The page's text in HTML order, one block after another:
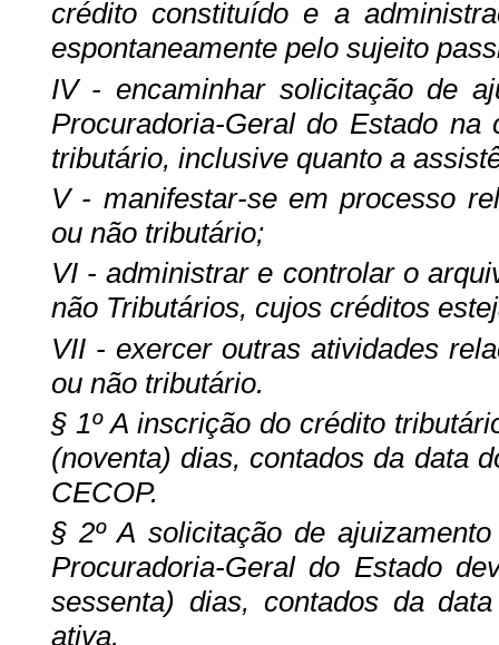
crédito constituído e a
espontaneamente pelo sujeito
IV - encaminhar solicitação de
Procuradoria-Geral do Estado
tributário, inclusive quanto a
V - manifestar-se em processo
ou não tributário;
VI - administrar e controlar o
não Tributários, cujos créditos
VII - exercer outras atividades
ou não tributário.
§ 1º A inscrição do crédito
(noventa) dias, contados da data
CECOP.
§ 2º A solicitação de
Procuradoria-Geral do Estado
sessenta) dias, contados da
ativa.